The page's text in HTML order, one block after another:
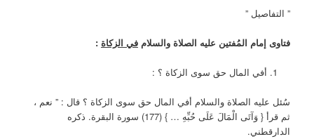
” التفاصيل ”
فتاوى إمام المُفتين عليه الصلاة والسلامفي الزكاة :
أفي المال حق سوى الزكاة ؟ :
سُئل عليه الصلاة والسلام أفي المال حق سوى الزكاة ؟ قال : ” نعم ،
ثم قرأ { وَآتَى الْمَالَ عَلَى حُبِّهِ … } (177) سورة البقرة. ذكره
الدارقطني.